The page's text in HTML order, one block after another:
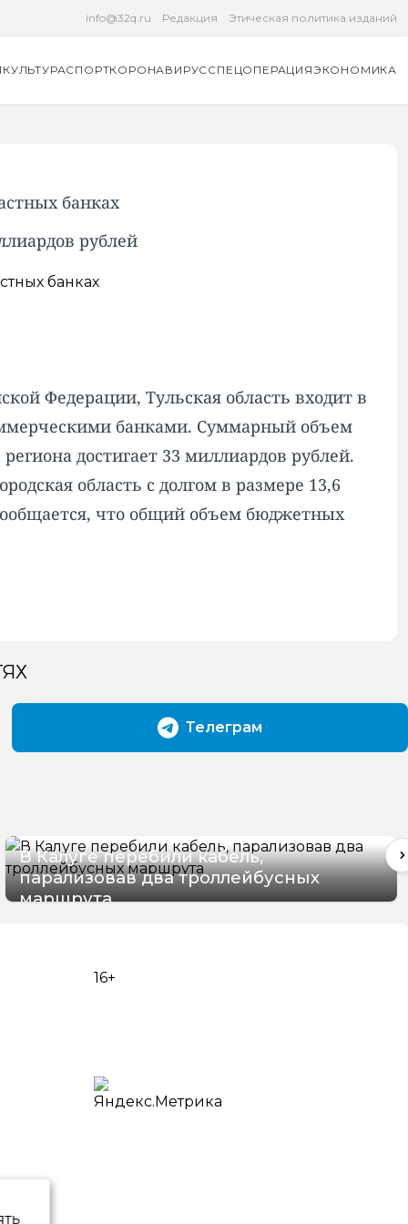
info@32q.ru Редакция Этическая политика изданий
КУЛЬТУРАСПОРТКОРОНАВИРУССПЕЦОПЕРАЦИЯЭКОНОМИКА
банках
рублей
Федерации, Тульская область входит в
банками. Суммарный объем
достигает 33 миллиардов рублей.
область с долгом в размере 13,6
что общий объем бюджетных
Телеграм
В Калуге перебили кабель,
парализовав два троллейбусных
маршрута
16+